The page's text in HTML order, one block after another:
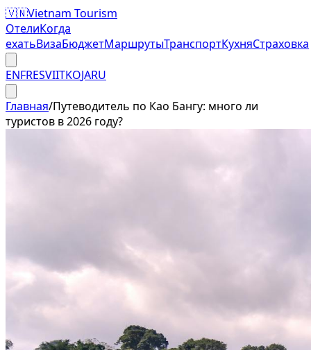
🇻🇳Vietnam Tourism
ОтелиКогда
ехатьВизаБюджетМаршрутыТранспортКухняСтраховка
ENFRESVIITKOJARU
Главная/Путеводитель по Као Бангу: много ли
туристов в 2026 году?